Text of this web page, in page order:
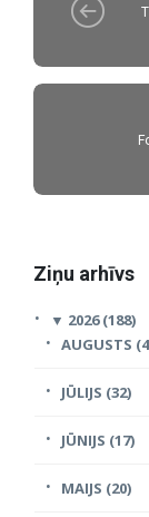
Ziņu arhīvs
▼ 2026 (188)
AUGUSTS
JŪLIJS (32)
JŪNIJS (17)
MAIJS (20)